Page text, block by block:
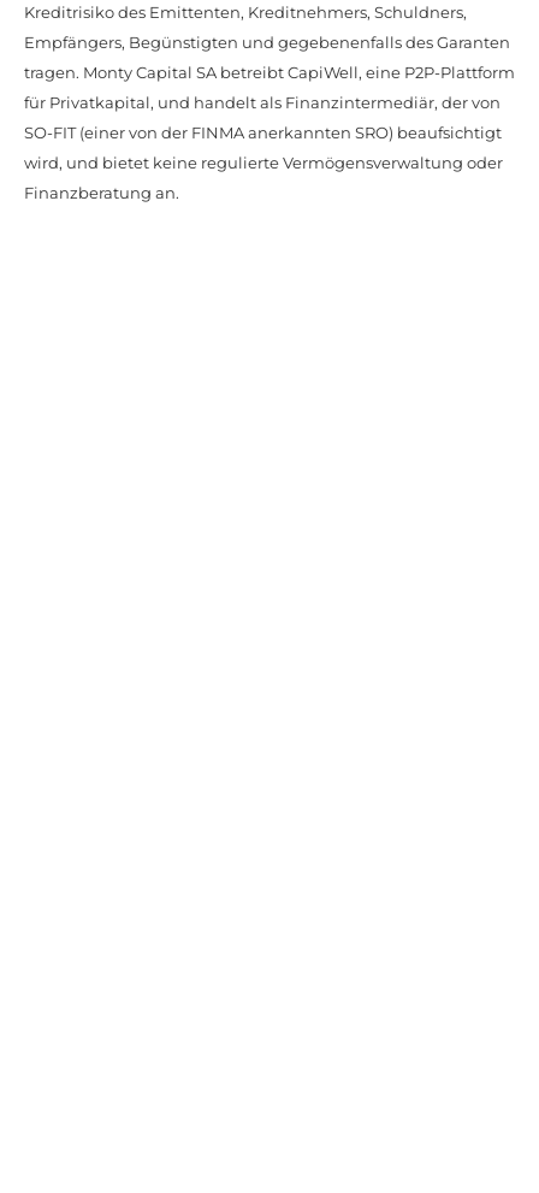
Kreditrisiko des Emittenten, Kreditnehmers, Schuldners,
Empfängers, Begünstigten und gegebenenfalls des Garanten
tragen. Monty Capital SA betreibt CapiWell, eine P2P-Plattform
für Privatkapital, und handelt als Finanzintermediär, der von
SO-FIT (einer von der FINMA anerkannten SRO) beaufsichtigt
wird, und bietet keine regulierte Vermögensverwaltung oder
Finanzberatung an.